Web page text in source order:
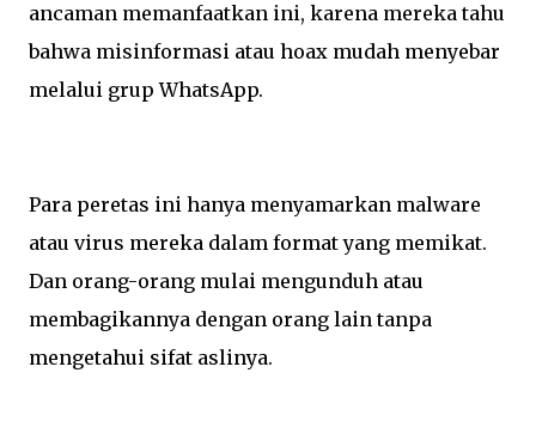
ancaman memanfaatkan ini, karena mereka tahu
bahwa misinformasi atau hoax mudah menyebar
melalui grup WhatsApp.
Para peretas ini hanya menyamarkan malware
atau virus mereka dalam format yang memikat.
Dan orang-orang mulai mengunduh atau
membagikannya dengan orang lain tanpa
mengetahui sifat aslinya.